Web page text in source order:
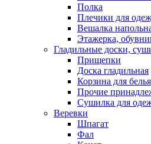
Полка
Плечики для
Вешалка
Этажерка,
Гладильные доски,
Прищепки
Доска гладильная
Корзина для белья
Прочие
Сушилка для
Веревки
Шпагат
Фал